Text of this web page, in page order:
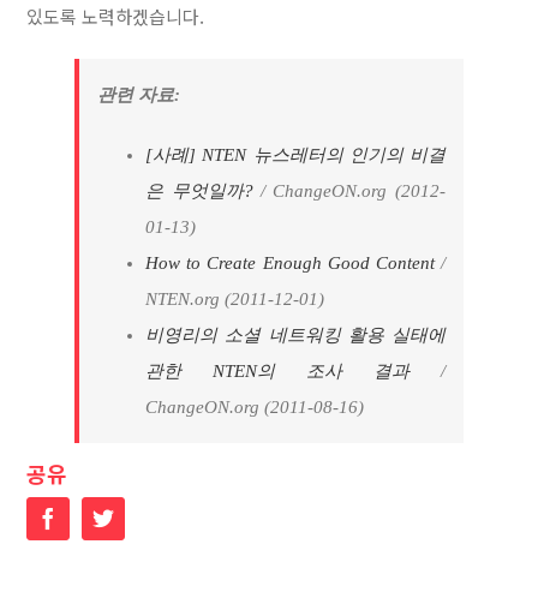
있도록 노력하겠습니다.
관련 자료:
[사례] NTEN 뉴스레터의 인기의 비결
은 무엇일까?/ ChangeON.org (2012-
01-13)
How to Create Enough Good Content/
NTEN.org (2011-12-01)
비영리의 소셜 네트워킹 활용 실태에
관한 NTEN의 조사 결과/
ChangeON.org (2011-08-16)
공유
FacebookTwitter